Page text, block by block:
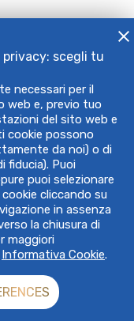
scegli tu
necessari per il
e, previo tuo
del sito web e
cookie possono
da noi) o di
fiducia). Puoi
puoi selezionare
cliccando su
in assenza
la chiusura di
maggiori
Informativa Cookie.